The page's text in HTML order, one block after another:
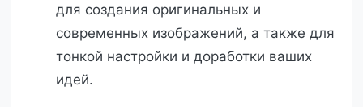
для создания оригинальных и
современных изображений, а также для
тонкой настройки и доработки ваших
идей.